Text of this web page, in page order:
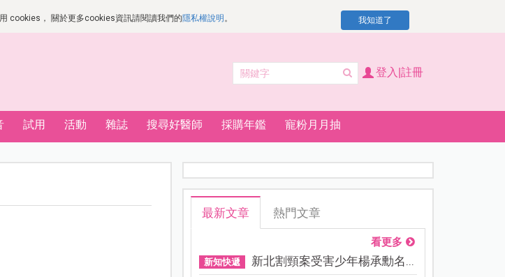
cookies， 關於更多cookies資訊請閱讀我們的隱私權說明 。 我知道了
登入|註冊
試用 活動 雜誌 搜尋好醫師 採購年鑑 寵粉月月抽
最新文章 熱門文章
看更多
新知快遞 新北割頸案受害少年楊承勳名...